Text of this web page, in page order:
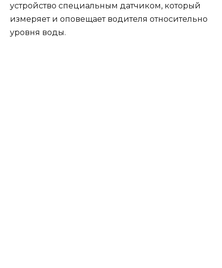
устройство специальным датчиком, который
измеряет и оповещает водителя относительно
уровня воды.